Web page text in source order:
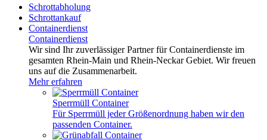
Schrottabholung
Schrottankauf
Containerdienst
Containerdienst
Wir sind Ihr zuverlässiger Partner für Containerdienste im
gesamten Rhein-Main und Rhein-Neckar Gebiet. Wir freuen
uns auf die Zusammenarbeit.
Mehr erfahren
Sperrmüll Container
Für Sperrmüll jeder Größenordnung haben wir den
passenden Container.